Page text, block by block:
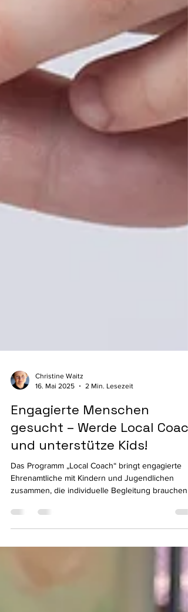
Engagierte Menschen
gesucht – Werde Local Coach
und unterstütze Kids!
Das Programm „Local Coach“ bringt engagierte
Ehrenamtliche mit Kindern und Jugendlichen
zusammen, die individuelle Begleitung brauchen
suchen wir zwei Menschen mit Herz, Geduld und